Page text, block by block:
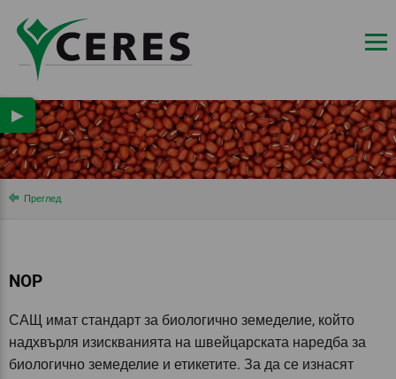
Преглед
NOP
САЩ имат стандарт за биологично земеделие, който
надхвърля изискванията на швейцарската наредба за
биологично земеделие и етикетите. За да се изнасят
▶